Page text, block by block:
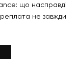
що насправді
не завжди